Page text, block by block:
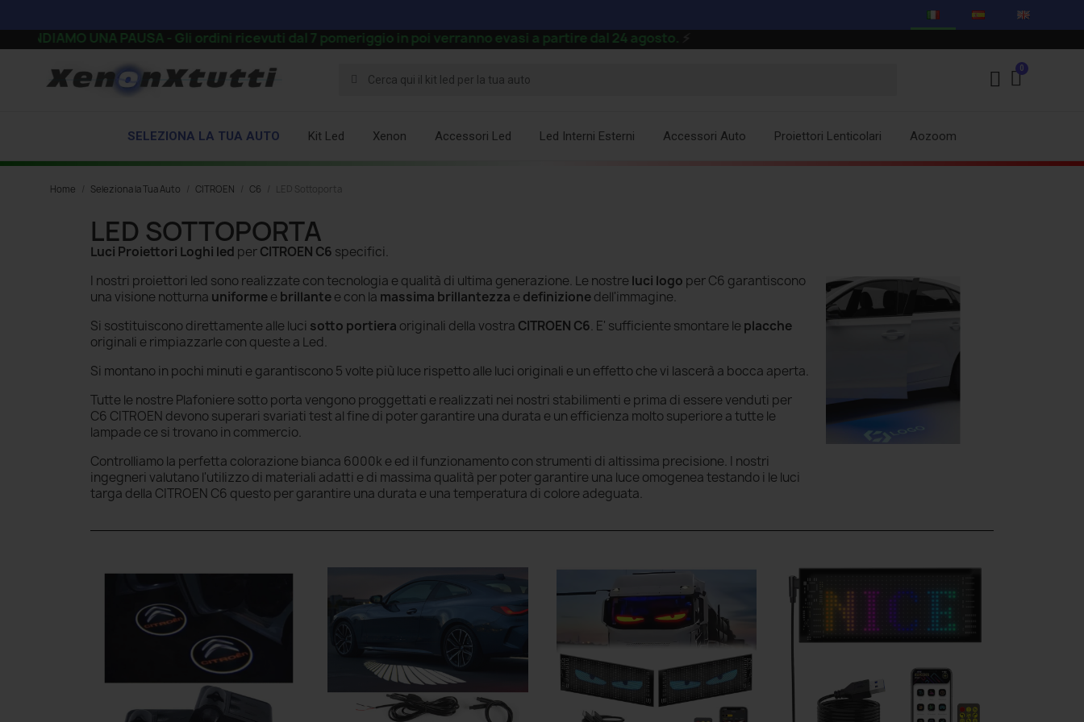
UNA PAUSA - Gli ordini ricevuti dal 7 pomeriggio in poi verranno evasi a partire dal 24 agosto.⚡
SELEZIONA LA TUA AUTO Kit Led Xenon Accessori Led Led Interni Esterni Accessori Auto Proiettori Lenticolari Aozoom
Home Seleziona la Tua Auto CITROEN C6 LED Sottoporta
LED SOTTOPORTA
Luci Proiettori Loghi led perCITROEN C6 specifici.
I nostri proiettori led sono realizzate con tecnologia e qualità di ultima generazione. Le nostre luci logo per C6 garantiscono
una visione notturna uniformee brillantee con la massima brillantezza e definizionedell'immagine.
Si sostituiscono direttamente alle luci sotto portiera originali della vostra CITROEN C6. E' sufficiente smontare le placche
originali e rimpiazzarle con queste a Led.
Si montano in pochi minuti e garantiscono 5 volte più luce rispetto alle luci originali e un effetto che vi lascerà a bocca aperta.
Tutte le nostre Plafoniere sotto porta vengono proggettati e realizzati nei nostri stabilimenti e prima di essere venduti per
C6 CITROEN devono superari svariati test al fine di poter garantire una durata e un efficienza molto superiore a tutte le
lampade ce si trovano in commercio.
Controlliamo la perfetta colorazione bianca 6000k e ed il funzionamento con strumenti di altissima precisione. I nostri
ingegneri valutano l'utilizzo di materiali adatti e di massima qualità per poter garantire una luce omogenea testando i le luci
targa della CITROEN C6 questo per garantire una durata e una temperatura di colore adeguata.